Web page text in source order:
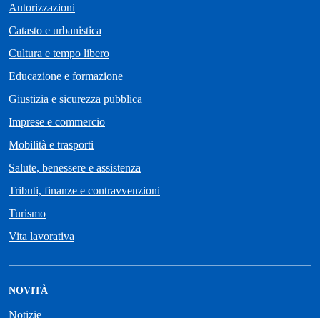
Autorizzazioni
Catasto e urbanistica
Cultura e tempo libero
Educazione e formazione
Giustizia e sicurezza pubblica
Imprese e commercio
Mobilità e trasporti
Salute, benessere e assistenza
Tributi, finanze e contravvenzioni
Turismo
Vita lavorativa
NOVITÀ
Notizie